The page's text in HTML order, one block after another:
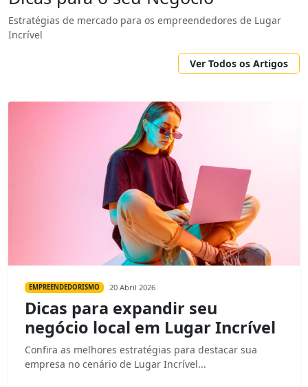
Estratégias de mercado para os empreendedores de Lugar
Incrível
Ver Todos os Artigos
EMPREENDEDORISMO 20 Abril 2026
Dicas para expandir seu
negócio local em Lugar Incrível
Confira as melhores estratégias para destacar sua
empresa no cenário de Lugar Incrível...